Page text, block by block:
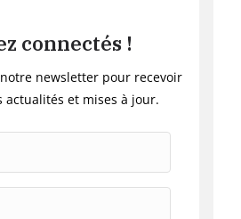
connectés !
newsletter pour recevoir
actualités et mises à jour.